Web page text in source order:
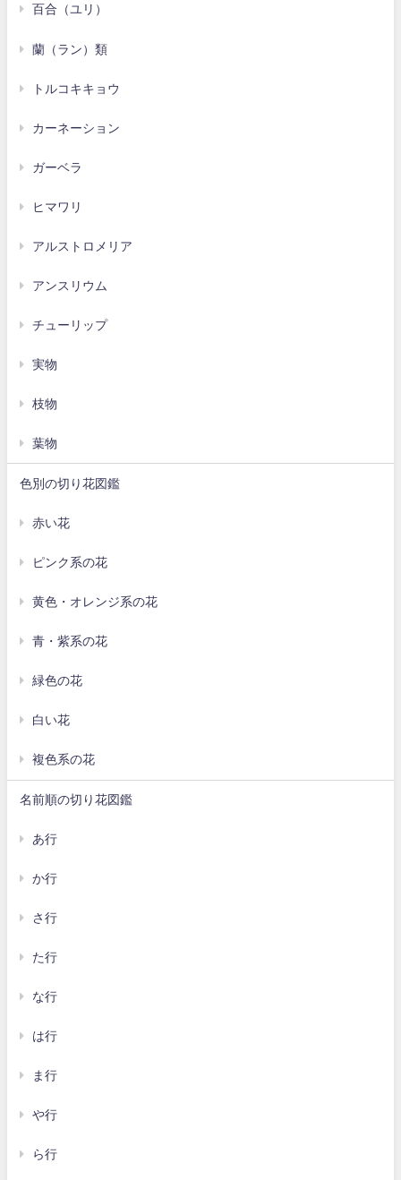
百合（ユリ）
蘭（ラン）類
トルコキキョウ
カーネーション
ガーベラ
ヒマワリ
アルストロメリア
アンスリウム
チューリップ
実物
枝物
葉物
色別の切り花図鑑
赤い花
ピンク系の花
黄色・オレンジ系の花
青・紫系の花
緑色の花
白い花
複色系の花
名前順の切り花図鑑
あ行
か行
さ行
た行
な行
は行
ま行
や行
ら行